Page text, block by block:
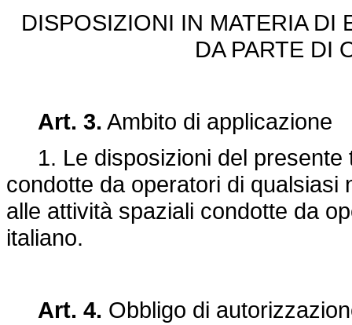
DISPOSIZIONI IN MATERIA DI
DA PARTE DI
Art. 3. Ambito di applicazione
1. Le disposizioni del presente
condotte da operatori di qualsiasi
alle attività spaziali condotte da
italiano.
Art. 4. Obbligo di